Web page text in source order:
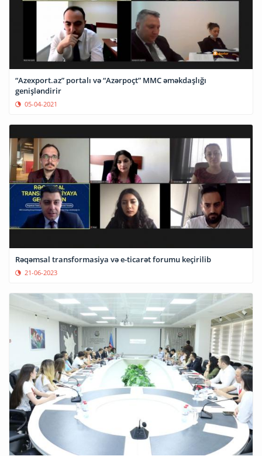
“Azexport.az” portalı və “Azərpoçt” MMC əməkdaşlığı
genişləndirir
05-04-2021
Rəqəmsal transformasiya və e-ticarət forumu keçirilib
21-06-2023